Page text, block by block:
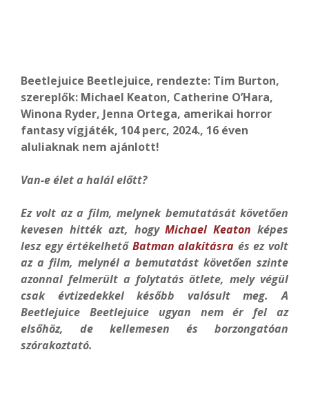
Beetlejuice Beetlejuice, rendezte: Tim Burton,
szereplők: Michael Keaton, Catherine O’Hara,
Winona Ryder, Jenna Ortega, amerikai horror
fantasy vígjáték, 104 perc, 2024., 16 éven
aluliaknak nem ajánlott!
Van-e élet a halál előtt?
Ez volt az a film, melynek bemutatását követően
kevesen hitték azt, hogyMichael Keaton képes
lesz egy értékelhető Batman alakításra és ez volt
az a film, melynél a bemutatást követően szinte
azonnal felmerült a folytatás ötlete, mely végül
csak évtizedekkel később valósult meg. A
Beetlejuice Beetlejuice ugyan nem ér fel az
elsőhöz, de kellemesen és borzongatóan
szórakoztató.